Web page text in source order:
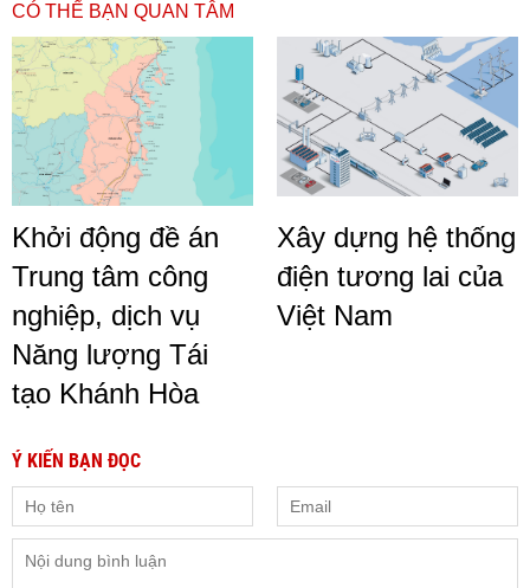
CÓ THỂ BẠN QUAN TÂM
Khởi động đề án
Trung tâm công
nghiệp, dịch vụ
Năng lượng Tái
tạo Khánh Hòa
Xây dựng hệ thống
điện tương lai của
Việt Nam
Ý KIẾN BẠN ĐỌC